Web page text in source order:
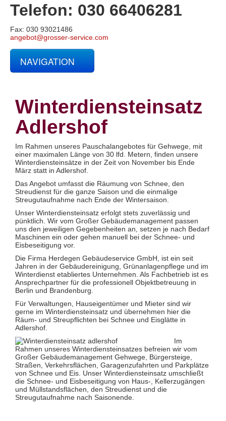
Telefon: 030 66406281
Fax: 030 93021486
angebot@grosser-service.com
NAVIGATION
Baureinigung
Büroreinigung
Centerreinigung
Fassadenreinigung und Denkmalpflege
Fensterreinigung
Glas- und Glasfassadenreinigung
Großküchenreinigung
Grundreinigung
Industriereinigung
Kitareinigung
Praxisreinigung
Privathaushaltsreinigung
Restaurantreinigung
Schulreinigung
Solaranlagenreinigung mit Osmosetechnik
Teppichbodenreinigung
Unterhaltsreinigung
Veranstaltungsreinigung
Verkehrs- und Grauflächenreinigung
Verkehrsmittelreinigung
Hausmeisterservice
Grünflächenpflege
Winterdienst
Winterdiensteinsatz
Adlershof
Im Rahmen unseres Pauschalangebotes für Gehwege, mit
einer maximalen Länge von 30 lfd. Metern, finden unsere
Winterdiensteinsätze in der Zeit von November bis Ende
März statt in Adlershof.
Das Angebot umfasst die Räumung von Schnee, den
Streudienst für die ganze Saison und die einmalige
Streugutaufnahme nach Ende der Wintersaison.
Unser Winterdiensteinsatz erfolgt stets zuverlässig und
pünktlich. Wir vom Großer Gebäudemanagement passen
uns den jeweiligen Gegebenheiten an, setzen je nach Bedarf
Maschinen ein oder gehen manuell bei der Schnee- und
Eisbeseitigung vor.
Die Firma Herdegen Gebäudeservice GmbH, ist ein seit
Jahren in der Gebäudereinigung, Grünanlagenpflege und im
Winterdienst etabliertes Unternehmen. Als Fachbetrieb ist es
Ansprechpartner für die professionell Objektbetreuung in
Berlin und Brandenburg.
Für Verwaltungen, Hauseigentümer und Mieter sind wir
gerne im Winterdiensteinsatz und übernehmen hier die
Räum- und Streupflichten bei Schnee und Eisglätte in
Adlershof.
Im
Rahmen unseres Winterdiensteinsatzes befreien wir vom
Großer Gebäudemanagement Gehwege, Bürgersteige,
Straßen, Verkehrsflächen, Garagenzufahrten und Parkplätze
von Schnee und Eis. Unser Winterdiensteinsatz umschließt
die Schnee- und Eisbeseitigung von Haus-, Kellerzugängen
und Müllstandsflächen, den Streudienst und die
Streugutaufnahme nach Saisonende.